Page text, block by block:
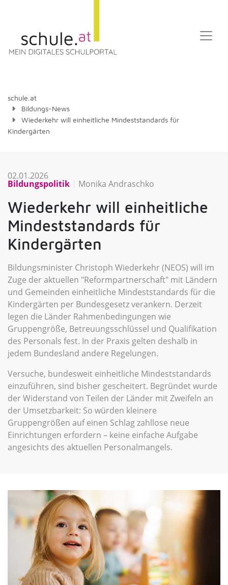
schule.at
Bildungs-News
Wiederkehr will einheitliche Mindeststandards für
Kindergärten
02.01.2026
Bildungspolitik Monika Andraschko
Wiederkehr will einheitliche
Mindeststandards für
Kindergärten
Bildungsminister Christoph Wiederkehr (NEOS) will im
Zuge der aktuellen "Reformpartnerschaft" mit Ländern
und Gemeinden einheitliche Mindeststandards für die
Kindergärten per Bundesgesetz verankern. Derzeit
legen die Länder Rahmenbedingungen wie
Gruppengröße, Betreuungsschlüssel und Qualifikation
des Personals fest. In der Praxis gelten deshalb in
jedem Bundesland andere Regelungen.
Versuche, bundesweit einheitliche Mindeststandards
einzuführen, sind bisher gescheitert. Begründet wurde
der Widerstand von Teilen der Länder mit Zweifeln an
der Umsetzbarkeit: So würden kleinere
Gruppengrößen auf einen Schlag zahllose neue
Einrichtungen erfordern – keine einfache Aufgabe
angesichts des aktuellen Personalmangels.